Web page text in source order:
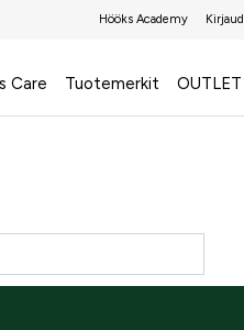
Hööks Academy
Care Tuotemerkit OUTLET